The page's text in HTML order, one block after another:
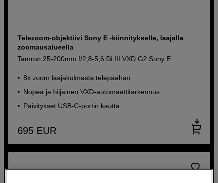
Telezoom-objektiivi Sony E -kiinnitykselle, laajalla
zoomausalueella
Tamron 25-200mm f/2,8-5,6 Di III VXD G2 Sony E
8x zoom laajakulmasta telepäähän
Nopea ja hiljainen VXD-automaattitarkennus
Päivitykset USB-C-portin kautta
695 EUR